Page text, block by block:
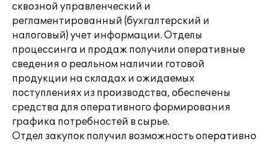
сквозной управленческий и
регламентированный (бухгалтерский и
налоговый) учет информации. Отделы
процессинга и продаж получили оперативные
сведения о реальном наличии готовой
продукции на складах и ожидаемых
поступлениях из производства, обеспечены
средства для оперативного формирования
графика потребностей в сырье.
Отдел закупок получил возможность оперативно